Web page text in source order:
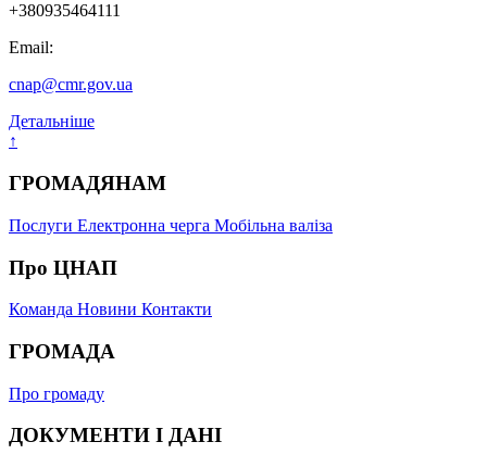
+380935464111
Email:
cnap@cmr.gov.ua
Детальніше
↑
ГРОМАДЯНАМ
Послуги Електронна черга Мобільна валіза
Про ЦНАП
Команда Новини Контакти
ГРОМАДА
Про громаду
ДОКУМЕНТИ І ДАНІ